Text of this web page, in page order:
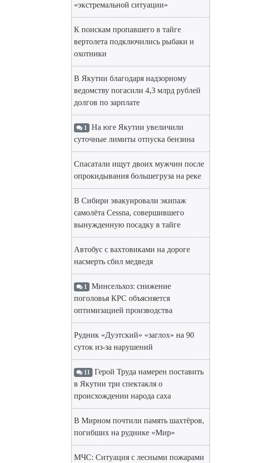
«экстремальной ситуации»
К поискам пропавшего в тайге
вертолета подключились рыбаки и
охотники
В Якутии благодаря надзорному
ведомству погасили 4,3 млрд рублей
долгов по зарплате
1 На юге Якутии увеличили
суточные лимиты отпуска бензина
Спасатали ищут двоих мужчин после
опрокидывания большегруза на реке
В Сибири эвакуировали экипаж
самолёта Cessna, совершившего
вынужденную посадку в тайге
Автобус с вахтовиками на дороге
насмерть сбил медведя
1 Минсельхоз: снижение
поголовья КРС объясняется
оптимизацией производства
Рудник «Дуэтский» «заглох» на 90
суток из-за нарушений
11 Герой Труда намерен поставить
в Якутии три спектакля о
происхождении народа саха
В Мирном почтили память шахтёров,
погибших на руднике «Мир»
МЧС: Ситуация с лесными пожарами